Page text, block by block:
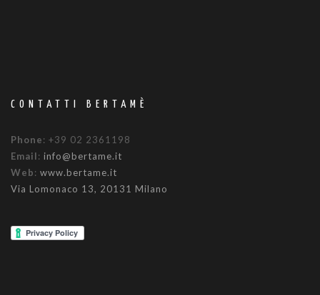
CONTATTI BERTAMÈ
Phone: +39 02 2361198
Email: info@bertame.it
Web: www.bertame.it
Via Lomonaco 13, 20131 Milano